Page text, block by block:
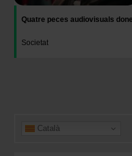
Quatre peces audiovisuals
Societat
Català